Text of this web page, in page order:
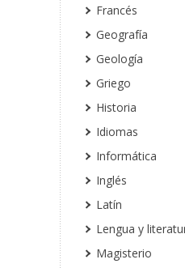
Francés
Geografía
Geología
Griego
Historia
Idiomas
Informática
Inglés
Latín
Lengua y
Magisterio